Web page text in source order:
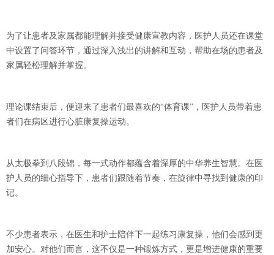
为了让患者及家属都能理解并接受健康宣教内容，医护人员还在课堂
中设置了问答环节，通过深入浅出的讲解和互动，帮助在场的患者及
家属轻松理解并掌握。
理论课结束后，便迎来了患者们最喜欢的“体育课”，医护人员带着患
者们在病区进行心脏康复操运动。
从太极拳到八段锦，每一式动作都蕴含着深厚的中华养生智慧。在医
护人员的细心指导下，患者们跟随着节奏，在旋律中寻找到健康的印
记。
不少患者表示，在医生和护士陪伴下一起练习康复操，他们会感到更
加安心。对他们而言，这不仅是一种锻炼方式，更是增进健康的重要